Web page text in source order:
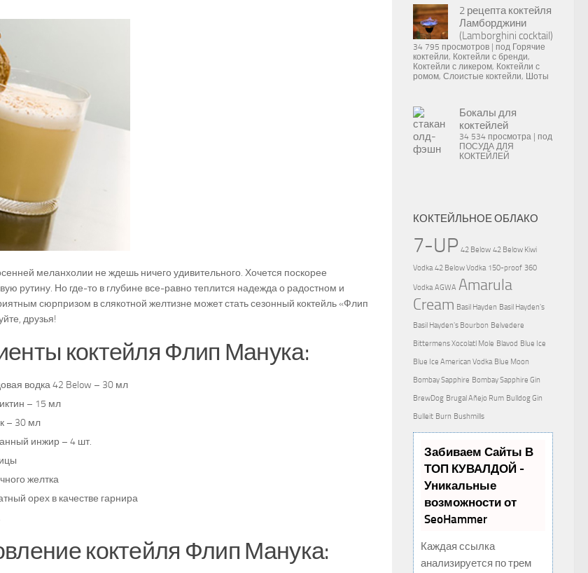
меланхолии не ждешь ничего удивительного. Хочется поскорее
рутину. Но где-то в глубине все-равно теплится надежда о радостном и
сюрпризом в слякотной желтизне может стать сезонный коктейль «Флип
друзья!
коктейля Флип Манука:
водка 42 Below – 30 мл
– 15 мл
– 30 мл
инжир – 4 шт.
желтка
орех в качестве гарнира
коктейля Флип Манука:
2 рецепта коктейля
Ламборджини
(Lamborghini cocktail)
34 795 просмотров под Горячие
коктейли, Коктейли с бренди,
Коктейли с ликером, Коктейли с
ромом, Слоистые коктейли, Шоты
Бокалы для
коктейлей
34 534 просмотра
под
ПОСУДА ДЛЯ
КОКТЕЙЛЕЙ
КОКТЕЙЛЬНОЕ ОБЛАКО
7-UP 42 Below 42 Below Kiwi
Vodka 42 Below Vodka 150-proof 360
Vodka AGWA Amarula
Cream Basil Hayden Basil Hayden's
Basil Hayden's Bourbon Belvedere
Bittermens Xocolatl Mole Blavod Blue Ice
Blue Ice American Vodka Blue Moon
Bombay Sapphire Bombay Sapphire Gin
BrewDog Brugal Añejo Rum Bulldog Gin
Bulleit Burn Bushmills
Забиваем Сайты В
ТОП КУВАЛДОЙ -
Уникальные
возможности от
SeoHammer
Каждая ссылка
анализируется по трем